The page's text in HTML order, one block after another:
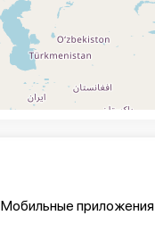
Мобильные приложения